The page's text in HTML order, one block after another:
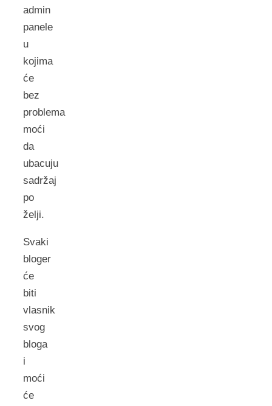
admin
panele
u
kojima
će
bez
problema
moći
da
ubacuju
sadržaj
po
želji.
Svaki
bloger
će
biti
vlasnik
svog
bloga
i
moći
će